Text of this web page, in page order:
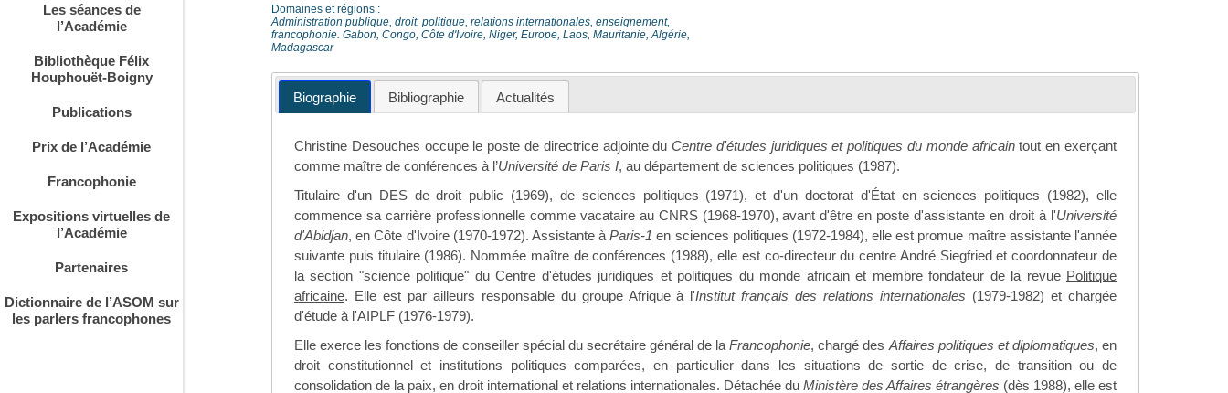
Les séances de
l’Académie
Bibliothèque Félix
Houphouët-Boigny
Publications
Prix de l’Académie
Francophonie
Expositions virtuelles de
l’Académie
Partenaires
Dictionnaire de l’ASOM sur
les parlers francophones
Domaines et régions :
Administration publique, droit, politique, relations internationales, enseignement,
francophonie. Gabon, Congo, Côte d'Ivoire, Niger, Europe, Laos, Mauritanie, Algérie,
Madagascar
Biographie Bibliographie Actualités
Christine Desouches occupe le poste de directrice adjointe duCentre d'études juridiques et politiques du monde africaintout en exerçant
comme maître de conférences à l’Université de Paris I, au département de sciences politiques (1987).
Titulaire d'un DES de droit public (1969), de sciences politiques (1971), et d'un doctorat d'État en sciences politiques (1982), elle
commence sa carrière professionnelle comme vacataire au CNRS (1968-1970), avant d'être en poste d'assistante en droit à l'Université
d'Abidjan, en Côte d'Ivoire (1970-1972). Assistante àParis-1 en sciences politiques (1972-1984), elle est promue maître assistante l'année
suivante puis titulaire (1986). Nommée maître de conférences (1988), elle est co-directeur du centre André Siegfried et coordonnateur de
la section "science politique" du Centre d'études juridiques et politiques du monde africain et membre fondateur de la revue Politique
africaine. Elle est par ailleurs responsable du groupe Afrique à l'Institut français des relations internationales (1979-1982) et chargée
d'étude à l'AIPLF (1976-1979).
Elle exerce les fonctions de conseiller spécial du secrétaire général de laFrancophonie, chargé des Affaires politiques et diplomatiques, en
droit constitutionnel et institutions politiques comparées, en particulier dans les situations de sortie de crise, de transition ou de
consolidation de la paix, en droit international et relations internationales. Détachée du Ministère des Affaires étrangères (dès 1988), elle est